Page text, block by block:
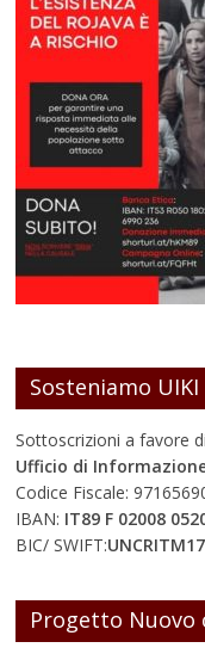
Sosteniamo UIKI
Sottoscrizioni a favore di
Ufficio di
Codice Fiscale:
IBAN: IT89 F 02008
BIC/ SWIFT:
Progetto Nuovo